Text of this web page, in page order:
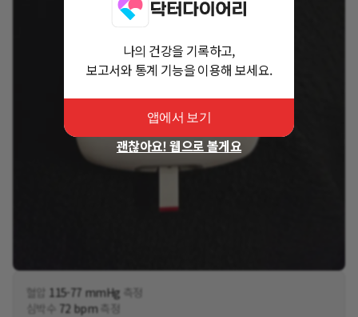
혈압 115-77 mmHg 측정
심박수 72 bpm측정
나의 건강을 기록하고,
보고서와 통계 기능을 이용해 보세요.
앱에서 보기
괜찮아요! 웹으로 볼게요